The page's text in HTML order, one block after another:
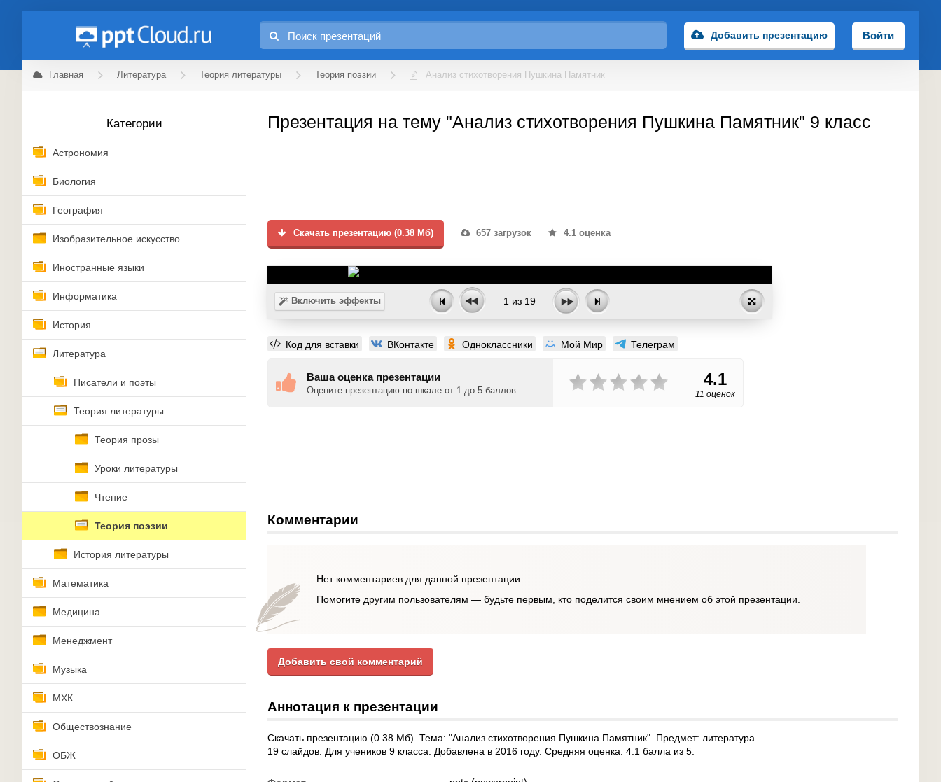
Добавить презентацию Войти
Главная Литература Теория литературы Теория поэзии Анализ стихотворения Пушкина Памятник
Категории
Астрономия
Биология
География
Изобразительное искусство
Иностранные языки
Информатика
История
Литература
Писатели и поэты
Теория литературы
Теория прозы
Уроки литературы
Чтение
Теория поэзии
История литературы
Математика
Медицина
Менеджмент
Музыка
МХК
Обществознание
ОБЖ
Презентация на тему "Анализ стихотворения Пушкина Памятник" 9 класс
Скачать презентацию (0.38 Мб) 657 загрузок 4.1 оценка
Включить эффекты 1 из 19
Код для вставки ВКонтакте Одноклассники Мой Мир Телеграм
Ваша оценка презентации
Оцените презентацию по шкале от 1 до 5 баллов
4.1
11 оценок
Комментарии
Нет комментариев для данной презентации
Помогите другим пользователям — будьте первым, кто поделится своим мнением об этой презентации.
Добавить свой комментарий
Аннотация к презентации
Скачать презентацию (0.38 Мб). Тема: "Анализ стихотворения Пушкина Памятник". Предмет: литература.
19 слайдов. Для учеников 9 класса. Добавлена в 2016 году. Средняя оценка: 4.1 балла из 5.